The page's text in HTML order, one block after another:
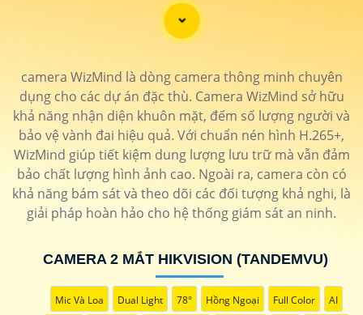
có thể yên tâm hơn về việc đảm bảo an ninh cho mọi
không gian của bạn.
'
camera WizMind là dòng camera thông minh chuyên
dụng cho các dự án đặc thù. Camera WizMind sở hữu
khả năng nhận diện khuôn mặt, đếm số lượng người và
bảo vệ vành đai hiệu quả. Với chuẩn nén hình H.265+,
WizMind giúp tiết kiệm dung lượng lưu trữ mà vẫn đảm
bảo chất lượng hình ảnh cao. Ngoài ra, camera còn có
khả năng bám sát và theo dõi các đối tượng khả nghi, là
giải pháp hoàn hảo cho hệ thống giám sát an ninh.
CAMERA 2 MẮT HIKVISION (TANDEMVU)
Mic Và Loa Dual Light 78° Hồng Ngoại Full Color AI